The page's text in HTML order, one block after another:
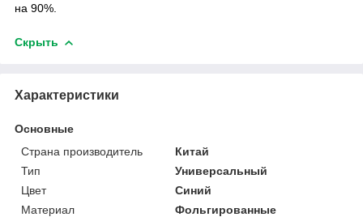
на 90%.
Скрыть
Характеристики
Основные
Страна производитель
Китай
Тип
Универсальный
Цвет
Синий
Материал
Фольгированные